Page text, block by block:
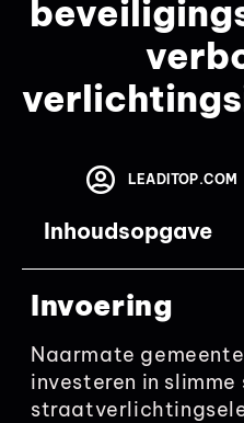
LEADITOP.COM
Inhoudsopgave
Invoering
Naarmate
investeren in